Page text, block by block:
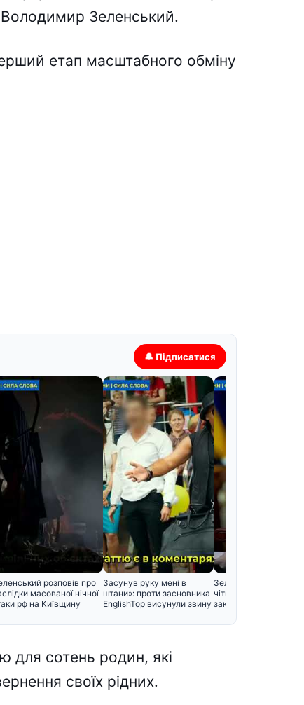
Bолодимиp Зeлeнcький.
eтaп мacштaбного обмінy
🔔 Підписатися
розповів про
масованої нічної
рф на Київщину
Засунув руку мені в
штани»: проти засновника
EnglishTop висунули звину
Зеленський встановив
чіткий термін для
закінчення війни
для cотeнь pодин, які
cвоїx pідниx.